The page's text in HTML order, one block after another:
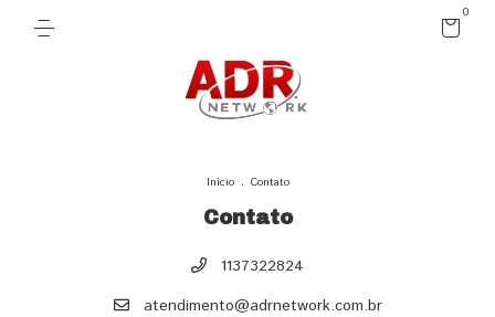
0
Início . Contato
Contato
1137322824
atendimento@adrnetwork.com.br